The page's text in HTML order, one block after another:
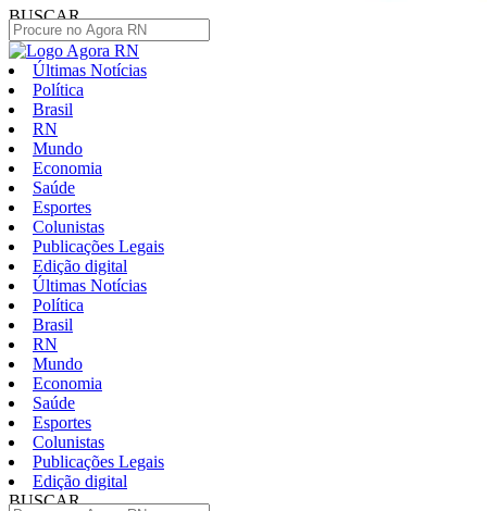
BUSCAR
Últimas Notícias
Política
Brasil
RN
Mundo
Economia
Saúde
Esportes
Colunistas
Publicações Legais
Edição digital
Últimas Notícias
Política
Brasil
RN
Mundo
Economia
Saúde
Esportes
Colunistas
Publicações Legais
Edição digital
BUSCAR